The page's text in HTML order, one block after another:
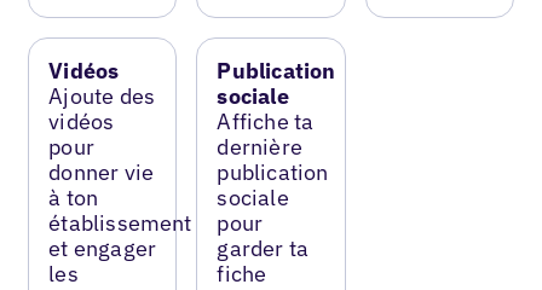
Vidéos
Ajoute des
vidéos
pour
donner vie
à ton
établissement
et engager
les
Publication
sociale
Affiche ta
dernière
publication
sociale
pour
garder ta
fiche